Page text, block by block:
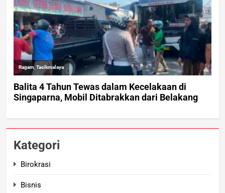
Kategori
Birokrasi
Bisnis